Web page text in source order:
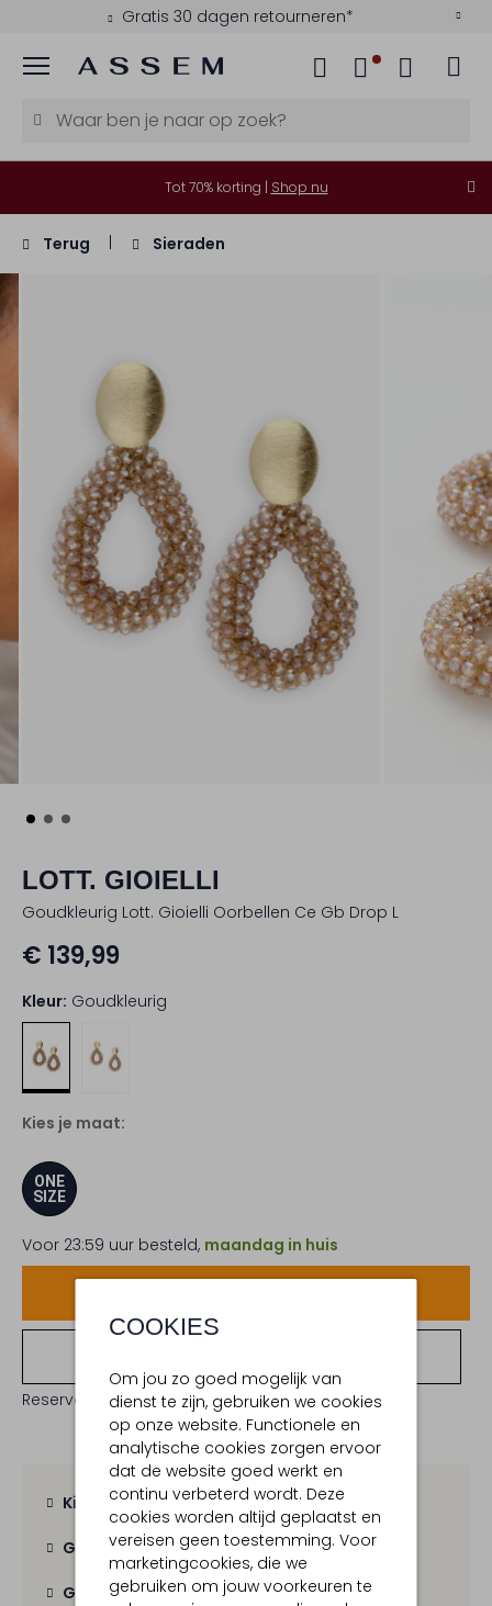
Gratis 30 dagen retourneren*
Menu
COOKIES
Om jou zo goed mogelijk van
dienst te zijn, gebruiken we cookies
op onze website. Functionele en
analytische cookies zorgen ervoor
dat de website goed werkt en
continu verbeterd wordt. Deze
cookies worden altijd geplaatst en
vereisen geen toestemming. Voor
marketingcookies, die we
gebruiken om jouw voorkeuren te
Tot 70% korting | Shop nu
Terug Sieraden
LOTT. GIOIELLI
Goudkleurig Lott. Gioielli Oorbellen Ce Gb Drop L
€ 139,99
Kleur: Goudkleurig
Kies je maat:
ONE
SIZE
Voor 23:59 uur besteld, maandag in huis
Reserveer direct in een van onze 19 boutiques
Kies zelf je bezorgmoment
Gratis verzendingvanaf € 100,-
Gratis retourbinnen 30 dagen